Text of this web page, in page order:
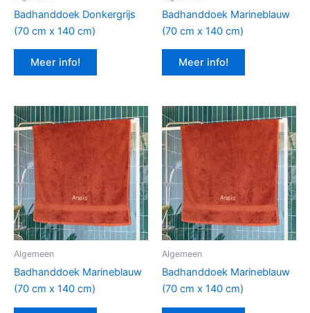
Badhanddoek Donkergrijs
(70 cm x 140 cm)
Meer info!
Badhanddoek Marineblauw
(70 cm x 140 cm)
Meer info!
Algemeen
Badhanddoek Marineblauw
(70 cm x 140 cm)
Algemeen
Badhanddoek Marineblauw
(70 cm x 140 cm)